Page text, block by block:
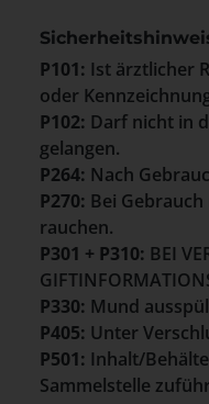
P101: Ist ärztlicher
oder
P102: Darf nicht in
gelangen.
P264: Nach
P270: Bei
rauchen.
P301 + P310: BEI
P330: Mund
P405: Unter
P501: Inhalt/
Sammelstelle